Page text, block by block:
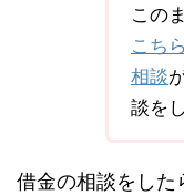
この
こち
相談
談を
借金の相談をした